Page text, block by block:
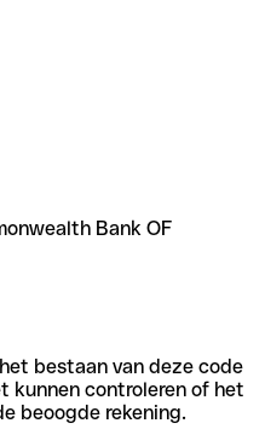
Bank OF
bestaan van deze code
kunnen controleren of het
beoogde rekening.